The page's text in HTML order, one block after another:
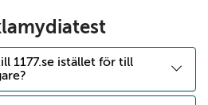
1177.se istället för till